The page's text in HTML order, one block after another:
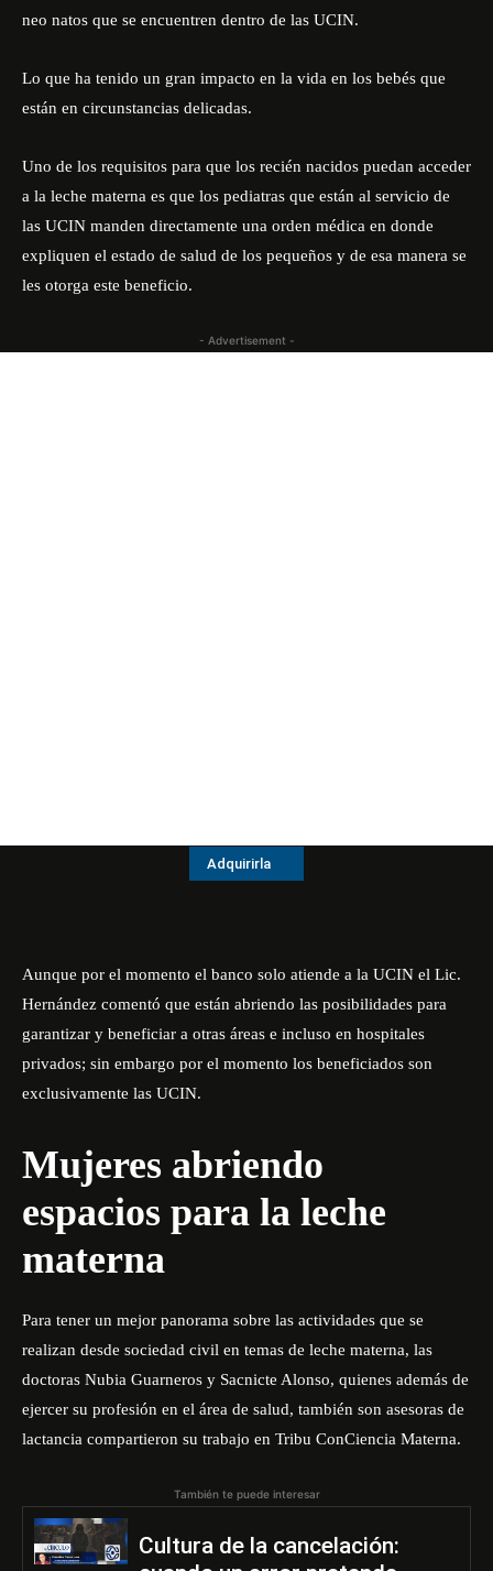
neo natos que se encuentren dentro de las UCIN.
Lo que ha tenido un gran impacto en la vida en los bebés que
están en circunstancias delicadas.
Uno de los requisitos para que los recién nacidos puedan acceder
a la leche materna es que los pediatras que están al servicio de
las UCIN manden directamente una orden médica en donde
expliquen el estado de salud de los pequeños y de esa manera se
les otorga este beneficio.
- Advertisement -
Adquirirla
Aunque por el momento el banco solo atiende a la UCIN el Lic.
Hernández comentó que están abriendo las posibilidades para
garantizar y beneficiar a otras áreas e incluso en hospitales
privados; sin embargo por el momento los beneficiados son
exclusivamente las UCIN.
Mujeres abriendo
espacios para la leche
materna
Para tener un mejor panorama sobre las actividades que se
realizan desde sociedad civil en temas de leche materna, las
doctoras Nubia Guarneros y Sacnicte Alonso, quienes además de
ejercer su profesión en el área de salud, también son asesoras de
lactancia compartieron su trabajo en Tribu ConCiencia Materna.
También te puede interesar
Cultura de la cancelación: